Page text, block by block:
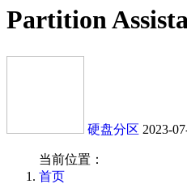
Partition
硬盘分区 2023-
当前位置：
首页